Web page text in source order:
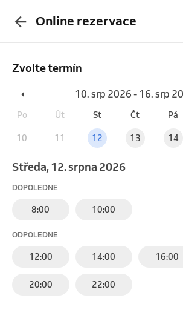
Online rezervace
Zvolte termín
10. srp 2026 - 16. srp
Po Út St Čt Pá
10 11 12 13 14
středa, 12. srpna 2026
DOPOLEDNE
8:00 10:00
ODPOLEDNE
12:00 14:00 16:00
20:00 22:00